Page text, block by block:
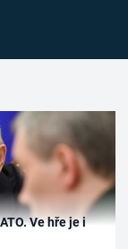
Ve hře je i